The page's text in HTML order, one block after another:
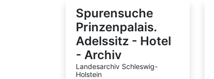
Spurensuche
Prinzenpalais.
Adelssitz - Hotel
- Archiv
Landesarchiv Schleswig-
Holstein